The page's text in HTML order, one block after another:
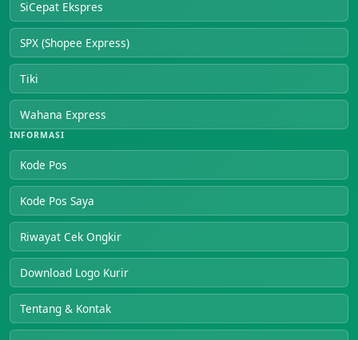
SiCepat Ekspres
SPX (Shopee Express)
Tiki
Wahana Express
INFORMASI
Kode Pos
Kode Pos Saya
Riwayat Cek Ongkir
Download Logo Kurir
Tentang & Kontak